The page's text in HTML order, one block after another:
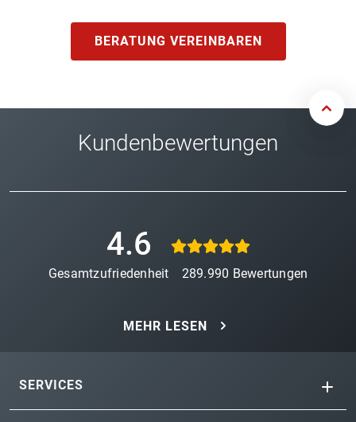
BERATUNG VEREINBAREN
Kundenbewertungen
4.6
Gesamtzufriedenheit 289.990 Bewertungen
MEHR LESEN
SERVICES